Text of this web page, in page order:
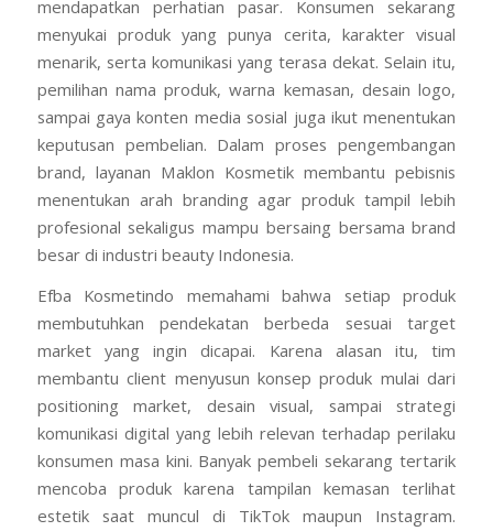
mendapatkan perhatian pasar. Konsumen sekarang
menyukai produk yang punya cerita, karakter visual
menarik, serta komunikasi yang terasa dekat. Selain itu,
pemilihan nama produk, warna kemasan, desain logo,
sampai gaya konten media sosial juga ikut menentukan
keputusan pembelian. Dalam proses pengembangan
brand, layanan Maklon Kosmetik membantu pebisnis
menentukan arah branding agar produk tampil lebih
profesional sekaligus mampu bersaing bersama brand
besar di industri beauty Indonesia.
Efba Kosmetindo memahami bahwa setiap produk
membutuhkan pendekatan berbeda sesuai target
market yang ingin dicapai. Karena alasan itu, tim
membantu client menyusun konsep produk mulai dari
positioning market, desain visual, sampai strategi
komunikasi digital yang lebih relevan terhadap perilaku
konsumen masa kini. Banyak pembeli sekarang tertarik
mencoba produk karena tampilan kemasan terlihat
estetik saat muncul di TikTok maupun Instagram.